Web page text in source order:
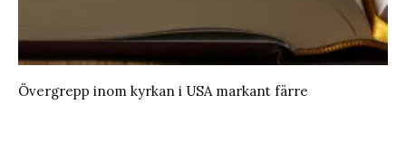
Övergrepp inom kyrkan i USA markant färre